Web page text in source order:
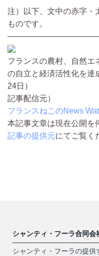
注）以下、文中の赤字・
ものです。
フランスの農村、自然エ
の自立と経済活性化を達
24日）
記事配信元）
フランスねこのNews
本記事文章は現在公開を
記事の提供元にてご覧く
シャンティ・フーラ合同会
シャンティ・フーラの提